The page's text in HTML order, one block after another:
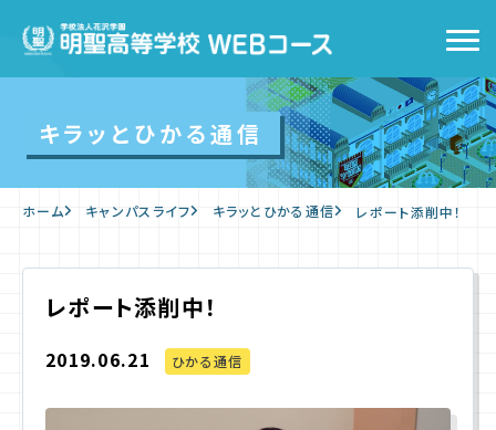
入学をお考えの方へ
WEB出願
キラッとひかる通信
ホーム キャンパスライフ キラッとひかる通信 レポート添削中！
レポート添削中！
2019.06.21 ひかる通信